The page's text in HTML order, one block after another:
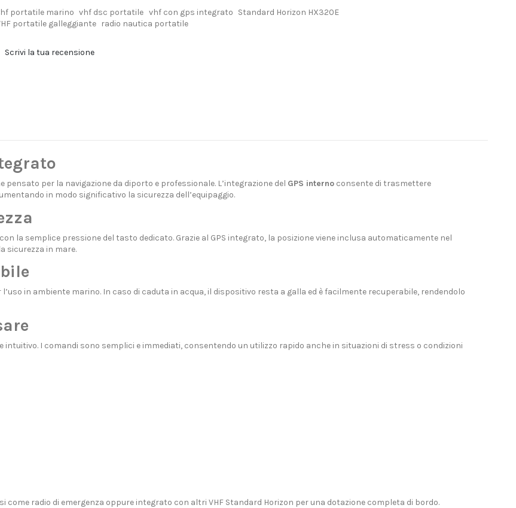
portatile marino vhf dsc portatile vhf con gps integrato Standard Horizon HX320E
portatile galleggiante
radio nautica portatile
Scrivi la tua recensione
pensato per la navigazione da diporto e professionale. L’integrazione del GPS internoconsente di trasmettere
in modo significativo la sicurezza dell’equipaggio.
la semplice pressione del tasto dedicato. Grazie al GPS integrato, la posizione viene inclusa automaticamente nel
sicurezza in mare.
l’uso in ambiente marino. In caso di caduta in acqua, il dispositivo resta a galla ed è facilmente recuperabile, rendendolo
intuitivo. I comandi sono semplici e immediati, consentendo un utilizzo rapido anche in situazioni di stress o condizioni
come radio di emergenza oppure integrato con altri VHF Standard Horizon per una dotazione completa di bordo.